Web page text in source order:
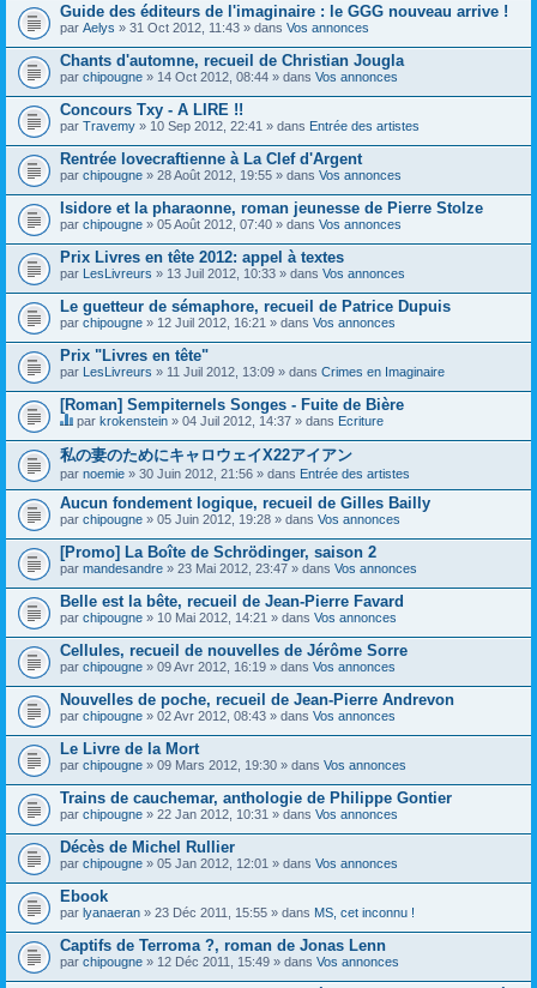
Guide des éditeurs de l'imaginaire : le GGG nouveau arrive !
par Aelys » 31 Oct 2012, 11:43 » dans Vos annonces
Chants d'automne, recueil de Christian Jougla
par chipougne » 14 Oct 2012, 08:44 » dans Vos annonces
Concours Txy - A LIRE !!
par Travemy » 10 Sep 2012, 22:41 » dans Entrée des artistes
Rentrée lovecraftienne à La Clef d'Argent
par chipougne » 28 Août 2012, 19:55 » dans Vos annonces
Isidore et la pharaonne, roman jeunesse de Pierre Stolze
par chipougne » 05 Août 2012, 07:40 » dans Vos annonces
Prix Livres en tête 2012: appel à textes
par LesLivreurs » 13 Juil 2012, 10:33 » dans Vos annonces
Le guetteur de sémaphore, recueil de Patrice Dupuis
par chipougne » 12 Juil 2012, 16:21 » dans Vos annonces
Prix "Livres en tête"
par LesLivreurs » 11 Juil 2012, 13:09 » dans Crimes en Imaginaire
[Roman] Sempiternels Songes - Fuite de Bière
C
e
s
u
j
e
t
o
n
t
i
e
n
t
u
n
o
n
d
a
g
e
par krokenstein » 04 Juil 2012, 14:37 » dans Ecriture
私の妻のためにキャロウェイX22アイアン
par noemie » 30 Juin 2012, 21:56 » dans Entrée des artistes
Aucun fondement logique, recueil de Gilles Bailly
par chipougne » 05 Juin 2012, 19:28 » dans Vos annonces
[Promo] La Boîte de Schrödinger, saison 2
par mandesandre » 23 Mai 2012, 23:47 » dans Vos annonces
Belle est la bête, recueil de Jean-Pierre Favard
par chipougne » 10 Mai 2012, 14:21 » dans Vos annonces
Cellules, recueil de nouvelles de Jérôme Sorre
par chipougne » 09 Avr 2012, 16:19 » dans Vos annonces
Nouvelles de poche, recueil de Jean-Pierre Andrevon
par chipougne » 02 Avr 2012, 08:43 » dans Vos annonces
Le Livre de la Mort
par chipougne » 09 Mars 2012, 19:30 » dans Vos annonces
Trains de cauchemar, anthologie de Philippe Gontier
par chipougne » 22 Jan 2012, 10:31 » dans Vos annonces
Décès de Michel Rullier
par chipougne » 05 Jan 2012, 12:01 » dans Vos annonces
Ebook
par lyanaeran » 23 Déc 2011, 15:55 » dans MS, cet inconnu !
Captifs de Terroma ?, roman de Jonas Lenn
par chipougne » 12 Déc 2011, 15:49 » dans Vos annonces